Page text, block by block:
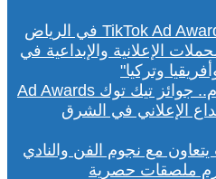
في ديسمبر القادم.. جوائز تيك توك Ad Awards
الإعلاني في الشرق